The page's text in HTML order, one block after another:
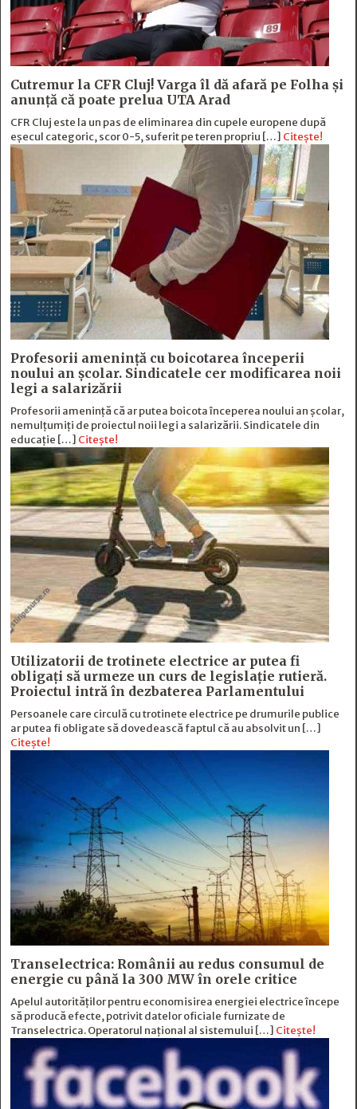
Cutremur la CFR Cluj! Varga îl dă afară pe Folha și
anunță că poate prelua UTA Arad
CFR Cluj este la un pas de eliminarea din cupele europene după
eșecul categoric, scor 0-5, suferit pe teren propriu […] Citește!
Profesorii amenință cu boicotarea începerii
noului an școlar. Sindicatele cer modificarea noii
legi a salarizării
Profesorii amenință că ar putea boicota începerea noului an școlar,
nemulțumiți de proiectul noii legi a salarizării. Sindicatele din
educație […] Citește!
Utilizatorii de trotinete electrice ar putea fi
obligați să urmeze un curs de legislație rutieră.
Proiectul intră în dezbaterea Parlamentului
Persoanele care circulă cu trotinete electrice pe drumurile publice
ar putea fi obligate să dovedească faptul că au absolvit un […]
Citește!
Transelectrica: Românii au redus consumul de
energie cu până la 300 MW în orele critice
Apelul autorităților pentru economisirea energiei electrice începe
să producă efecte, potrivit datelor oficiale furnizate de
Transelectrica. Operatorul național al sistemului […] Citește!